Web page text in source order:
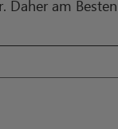
Daher am